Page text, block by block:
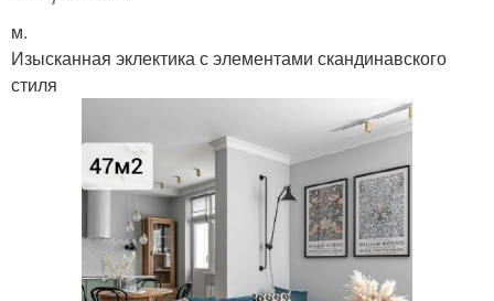
м.
Изысканная эклектика с элементами скандинавского
стиля